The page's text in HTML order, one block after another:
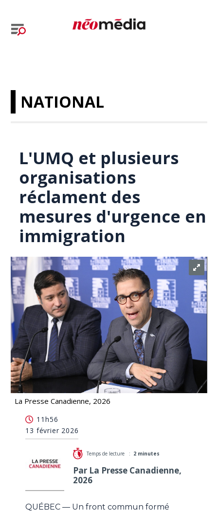
NATIONAL
L'UMQ et plusieurs
organisations
réclament des
mesures d'urgence en
immigration
La Presse Canadienne, 2026
mesures d'urgence en immigration
11h56
13 février 2026
Temps de lecture : 2 minutes
Par La Presse Canadienne,
2026
QUÉBEC — Un front commun formé